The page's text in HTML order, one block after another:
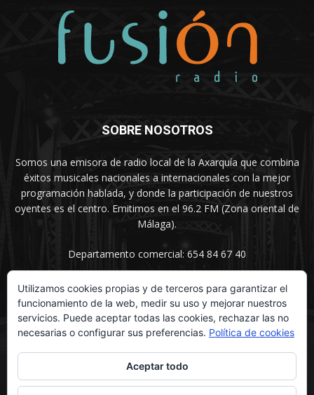
SOBRE NOSOTROS
Somos una emisora de radio local de la Axarquía que combina
éxitos musicales nacionales a internacionales con la mejor
programación hablada, y donde la participación de nuestros
oyentes es el centro. Emitimos en el 96.2 FM (Zona oriental de
Málaga).
Departamento comercial: 654 84 67 40
SÍGUENOS
Utilizamos cookies propias y de terceros para garantizar el
funcionamiento de la web, medir su uso y mejorar nuestros
servicios. Puede aceptar todas las cookies, rechazar las no
necesarias o configurar sus preferencias. Política de cookies
Aceptar todo